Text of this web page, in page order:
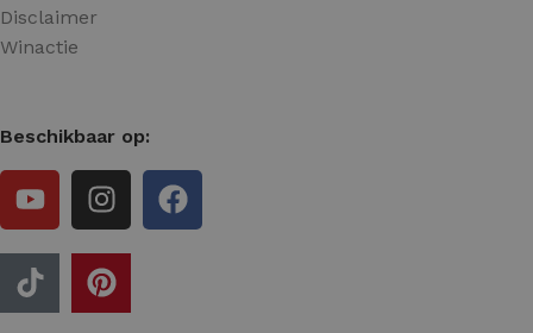
Disclaimer
Winactie
Beschikbaar op: